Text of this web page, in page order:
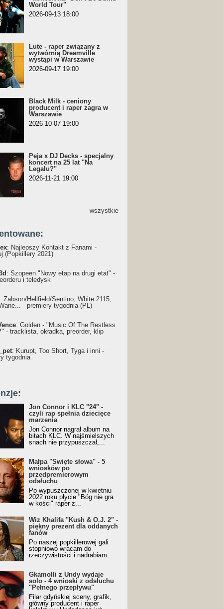
World Tour"
2026-09-13 18:00
Lute - raper związany z
wytwórnią Dreamville
wystąpi w Warszawie
2026-09-17 19:00
Black Milk - ceniony
producent i raper zagra w
Warszawie
2026-10-07 19:00
Peja x DJ Decks - specjalny
koncert na 25 lat "Na
Legalu?"
2026-11-21 19:00
wszystkie
: Najlepszy Kontakt z Fanami -
(Popkillery 2021)
: Szopeen "Nowy etap na drugi etat" -
i teledysk
: Żabson/Hellfield/Sentino, White 2115,
- premiery tygodnia (PL)
: Golden - "Music Of The Restless
- tracklista, okładka, preorder, klip
: Kurupt, Too Short, Tyga i inni -
tygodnia
Jon Connor i KLC "24" -
czyli rap spełnia dziecięce
marzenia
Jon Connor nagrał album na
bitach KLC. W najśmielszych
snach nie przypuszczał,...
Małpa "Święte słowa" - 5
wniosków po
przedpremierowym
odsłuchu
Po wypuszczonej w kwietniu
2022 roku płycie "Bóg nie gra
w kości" raper z...
Wiz Khalifa "Kush & O.J. 2" -
piękny prezent dla oddanych
fanów
Po naszej popkillerowej gali
stopniowo wracam do
rzeczywistości i nadrabiam...
Gkamolli z Undy wydaje
solo - 4 wnioski z odsłuchu
"Pełnego przepływu"
Filar gdyńskiej sceny, grafik,
główny producent i raper